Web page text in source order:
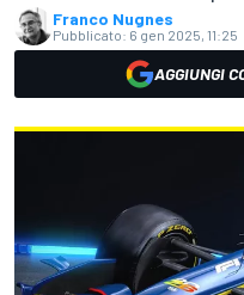
Franco Nugnes
Pubblicato: 6 gen 2025, 11:25
AGGIUNGI